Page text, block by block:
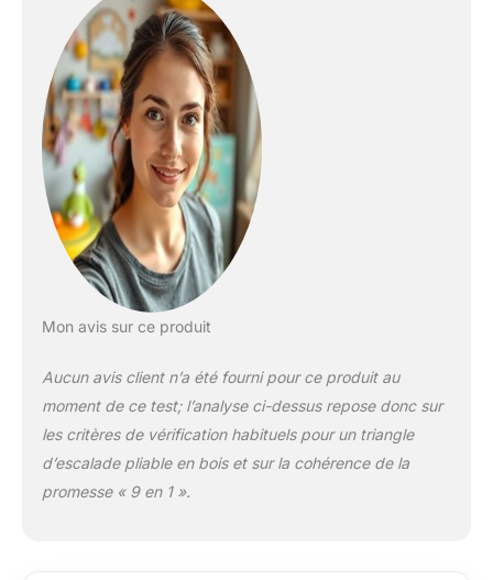
Mon avis sur ce produit
Aucun avis client n’a été fourni pour ce produit au
moment de ce test; l’analyse ci-dessus repose donc sur
les critères de vérification habituels pour un triangle
d’escalade pliable en bois et sur la cohérence de la
promesse « 9 en 1 ».